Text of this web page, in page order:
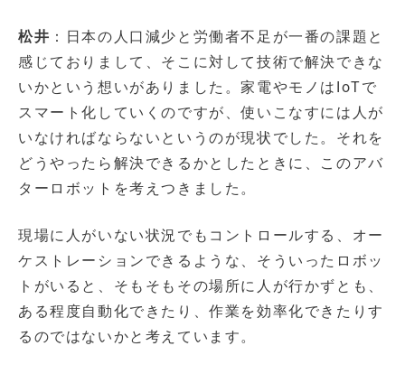
松井 ：日本の人口減少と労働者不足が一番の課題と
感じておりまして、そこに対して技術で解決できな
いかという想いがありました。家電やモノはIoTで
スマート化していくのですが、使いこなすには人が
いなければならないというのが現状でした。それを
どうやったら解決できるかとしたときに、このアバ
ターロボットを考えつきました。
現場に人がいない状況でもコントロールする、オー
ケストレーションできるような、そういったロボッ
トがいると、そもそもその場所に人が行かずとも、
ある程度自動化できたり、作業を効率化できたりす
るのではないかと考えています。